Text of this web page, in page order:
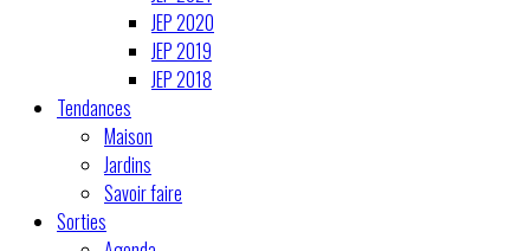
JEP 2020
JEP 2019
JEP 2018
Tendances
Maison
Jardins
Savoir faire
Sorties